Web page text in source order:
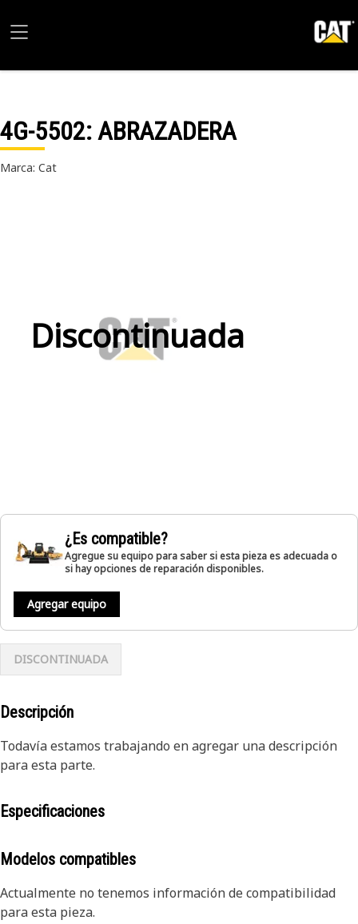
4G-5502: ABRAZADERA
Marca: Cat
Discontinuada
¿Es compatible?
Agregue su equipo para saber si esta pieza es adecuada o
si hay opciones de reparación disponibles.
Agregar equipo
DISCONTINUADA
Descripción
Todavía estamos trabajando en agregar una descripción
para esta parte.
Especificaciones
Modelos compatibles
Actualmente no tenemos información de compatibilidad
para esta pieza.